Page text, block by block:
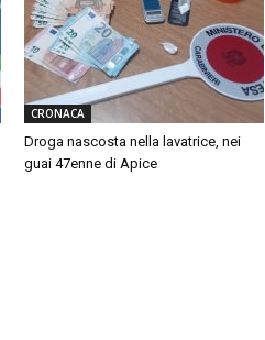
CRONACA
Droga nascosta nella lavatrice, nei
guai 47enne di Apice